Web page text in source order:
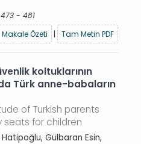
- 481
Makale Özeti
| Tam Metin PDF
koltuklarının
Türk anne-babaların
of Turkish parents
for children
Hatipoğlu, Gülbaran Esin,